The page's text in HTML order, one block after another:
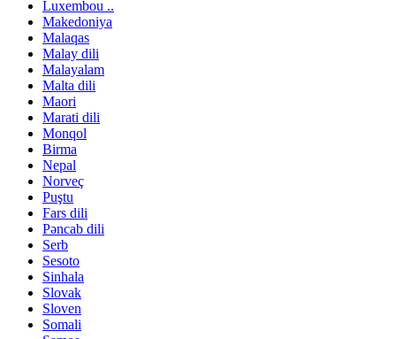
Luxembou ..
Makedoniya
Malaqas
Malay dili
Malayalam
Malta dili
Maori
Marati dili
Monqol
Birma
Nepal
Norveç
Puştu
Fars dili
Pəncab dili
Serb
Sesoto
Sinhala
Slovak
Sloven
Somali